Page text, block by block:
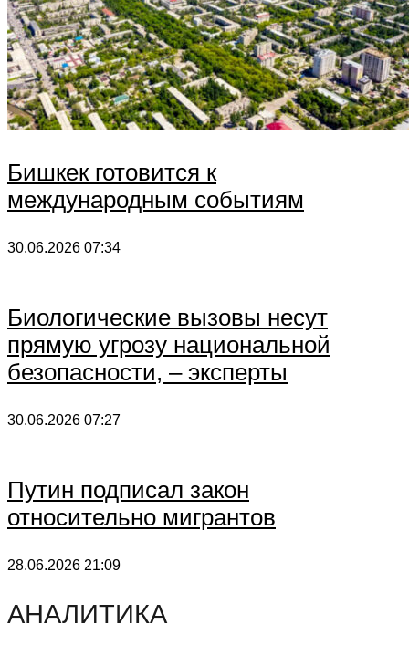
Бишкек готовится к
международным событиям
30.06.2026 07:34
Биологические вызовы несут
прямую угрозу национальной
безопасности, – эксперты
30.06.2026 07:27
Путин подписал закон
относительно мигрантов
28.06.2026 21:09
АНАЛИТИКА